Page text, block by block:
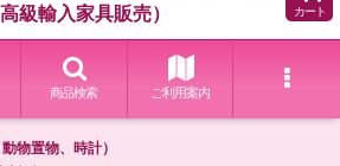
級輸入家具販売）
カート
商品検索 ご利用案内
物置物、時計）